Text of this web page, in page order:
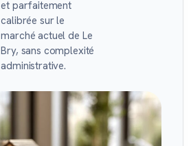
et parfaitement
calibrée sur le
marché actuel de Le
Bry, sans complexité
administrative.